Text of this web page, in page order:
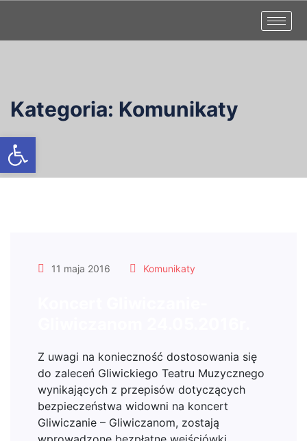
Otwórz pasek narzędzi
Kategoria: Komunikaty
11 maja 2016 Komunikaty
Z uwagi na konieczność dostosowania się
do zaleceń Gliwickiego Teatru Muzycznego
wynikających z przepisów dotyczących
bezpieczeństwa widowni na koncert
Gliwiczanie – Gliwiczanom, zostają